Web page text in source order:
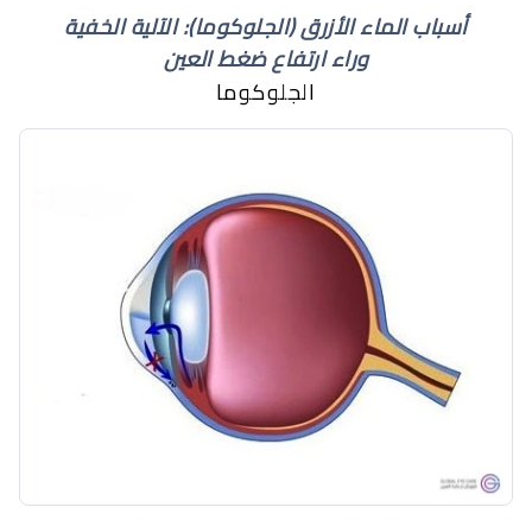
أسباب الماء الأزرق (الجلوكوما): الآلية الخفية
وراء ارتفاع ضغط العين
الجلوكوما